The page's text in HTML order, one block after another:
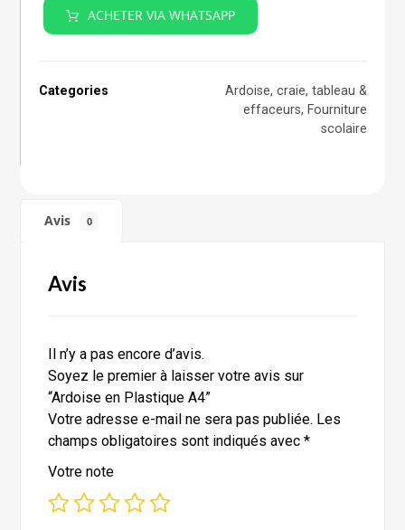
ACHETER VIA WHATSAPP
Categories
Ardoise, craie, tableau &
effaceurs, Fourniture
scolaire
Avis 0
Avis
Il n’y a pas encore d’avis.
Soyez le premier à laisser votre avis sur
“Ardoise en Plastique A4”
Votre adresse e-mail ne sera pas publiée. Les
champs obligatoires sont indiqués avec*
Votre note